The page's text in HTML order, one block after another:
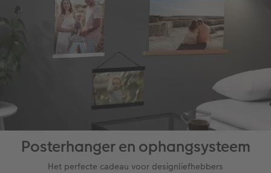
Posterhanger en ophangsysteem
Het perfecte cadeau voor designliefhebbers